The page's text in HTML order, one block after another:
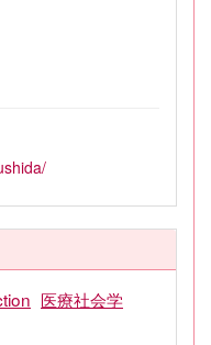
医療社会学